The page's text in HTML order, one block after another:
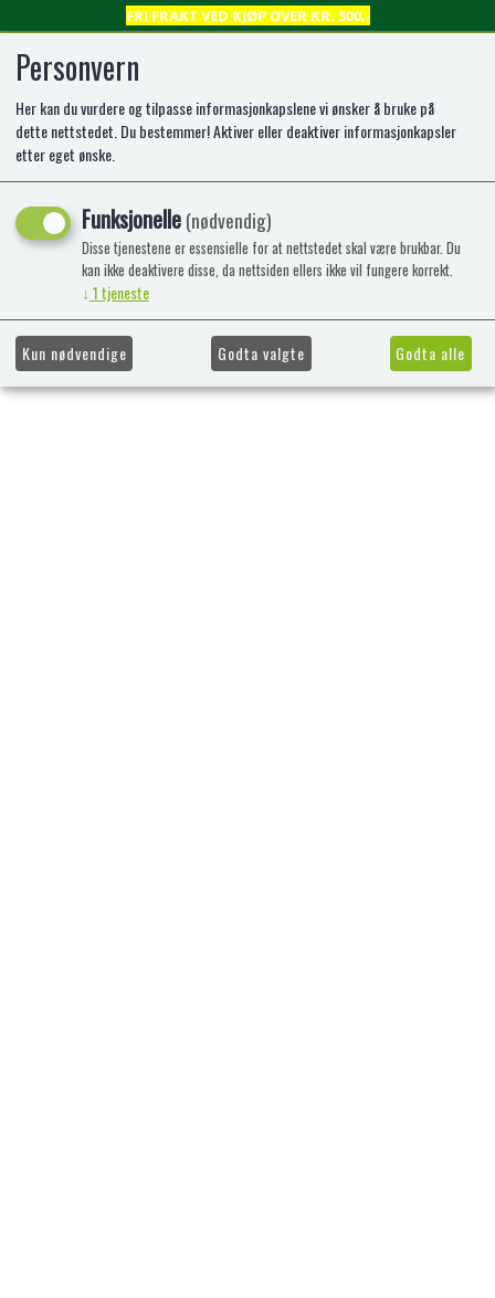
FRI FRAKT VED KJØP OVER KR. 500,-
0
Kunne ikke finne produktet
Forside
Personvern
Her kan du vurdere og tilpasse informasjonkapslene vi ønsker å bruke på
dette nettstedet. Du bestemmer! Aktiver eller deaktiver informasjonkapsler
etter eget ønske.
Funksjonelle(nødvendig)
Disse tjenestene er essensielle for at nettstedet skal være brukbar. Du
kan ikke deaktivere disse, da nettsiden ellers ikke vil fungere korrekt.
↓ 1tjeneste
Kun nødvendige Godta valgte Godta alle